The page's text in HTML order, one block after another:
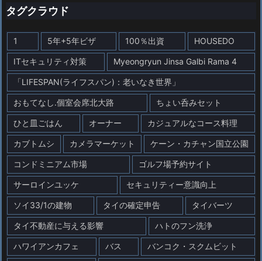
タグクラウド
1 5年+5年ビザ 100％出資 HOUSEDO
ITセキュリティ対策 Myeongryun Jinsa Galbi Rama 4
「LIFESPAN(ライフスパン)：老いなき世界」
おもてなし.個室会席北大路 ちょい呑みセット
ひと皿ごはん オーナー カジュアルなコース料理
カブトムシ カメラマーケット ケーン・カチャン国立公園
コンドミニアム市場 ゴルフ場予約サイト
サーロインユッケ セキュリティー意識向上
ソイ33/1の建物 タイの確定申告 タイバーツ
タイ不動産に与える影響 ハトのフン洗浄
ハワイアンカフェ バス バンコク・スクムビット